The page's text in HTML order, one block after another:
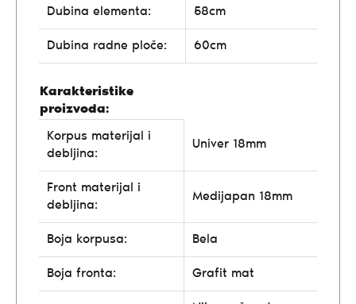
Dubina elementa: 58cm
Dubina radne ploče: 60cm
Karakteristike
proizvoda:
Korpus materijal i
debljina:
Univer 18mm
Front materijal i
debljina:
Medijapan 18mm
Boja korpusa: Bela
Boja fronta: Grafit mat